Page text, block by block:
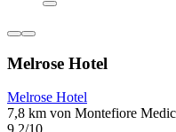
Melrose Hotel
Melrose Hotel
7,8 km von Montefiore